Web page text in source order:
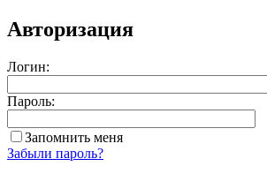
Авторизация
Логин:
Пароль:
Запомнить меня
Забыли пароль?